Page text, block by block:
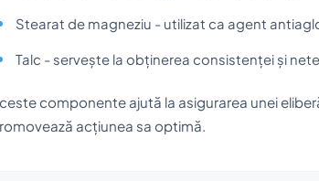
Stearat de magneziu - utilizat ca agent
Talc - servește la obținerea consistenței și
componente ajută la asigurarea unei
acțiunea sa optimă.